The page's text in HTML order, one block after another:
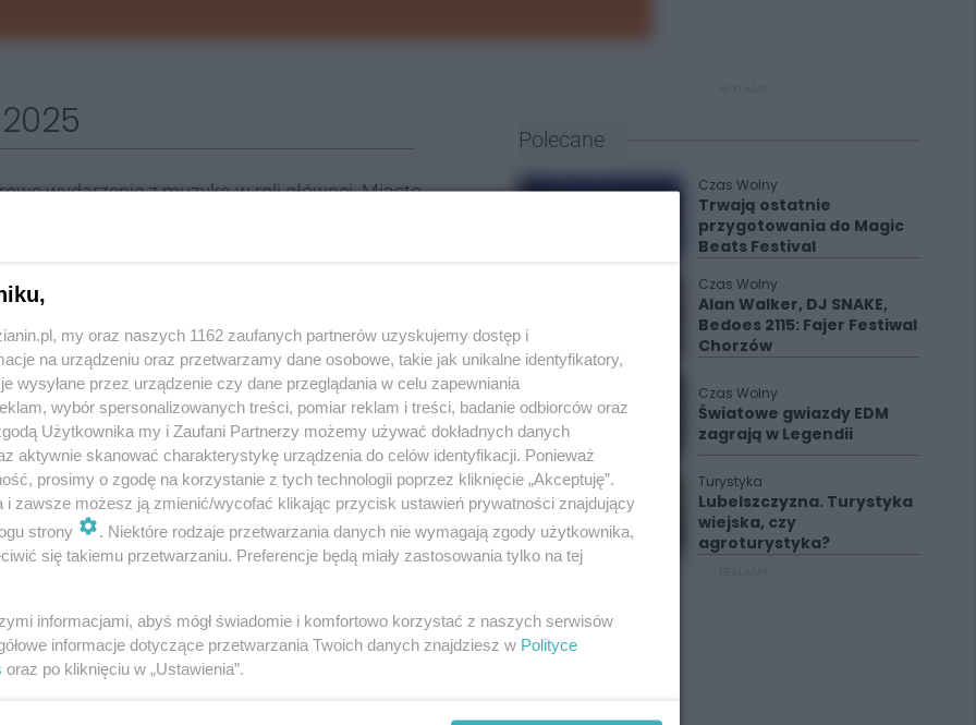
wydarzenie z muzyką w roli głównej. Miasto
gości na wspólną zabawę. Impreza odbędzie
2a) w dzielnicy Wirek. Przez sześć godzin będzie
całym kraju.
też stoiska handlowe i gastronomiczne,
na długo – hity, emocje i wspólna
organizatorzy. - Zabierzcie rodzinę,
- zachęcają.
Polecane
Czas Wolny
Trwają ostatnie
przygotowania do Magic
Beats Festival
Czas Wolny
Alan Walker, DJ SNAKE,
Bedoes 2115: Fajer Festiwal
Chorzów
Czas Wolny
Światowe gwiazdy EDM
zagrają w Legendii
Turystyka
Lubelszczyzna. Turystyka
wiejska, czy
agroturystyka?
my oraz naszych 1162 zaufanych partnerów uzyskujemy dostęp i
na urządzeniu oraz przetwarzamy dane osobowe, takie jak unikalne identyfikatory,
wysyłane przez urządzenie czy dane przeglądania w celu zapewniania
wybór spersonalizowanych treści, pomiar reklam i treści, badanie odbiorców oraz
Użytkownika my i Zaufani Partnerzy możemy używać dokładnych danych
aktywnie skanować charakterystykę urządzenia do celów identyfikacji. Ponieważ
prosimy o zgodę na korzystanie z tych technologii poprzez kliknięcie „Akceptuję”.
i zawsze możesz ją zmienić/wycofać klikając przycisk ustawień prywatności znajdujący
strony
. Niektóre rodzaje przetwarzania danych nie wymagają zgody użytkownika,
się takiemu przetwarzaniu. Preferencje będą miały zastosowania tylko na tej
informacjami, abyś mógł świadomie i komfortowo korzystać z naszych serwisów
informacje dotyczące przetwarzania Twoich danych znajdziesz w Polityce
oraz po kliknięciu w „Ustawienia”.